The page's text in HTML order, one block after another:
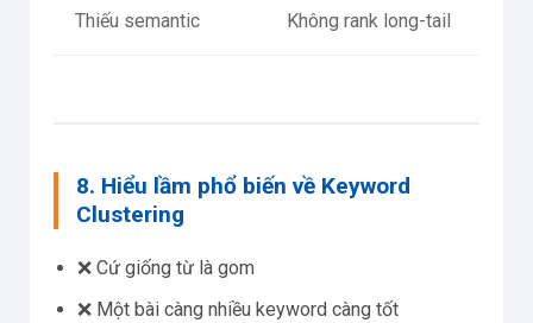
Thiếu semantic Không rank long-tail
8. Hiểu lầm phổ biến về Keyword
Clustering
❌ Cứ giống từ là gom
❌ Một bài càng nhiều keyword càng tốt